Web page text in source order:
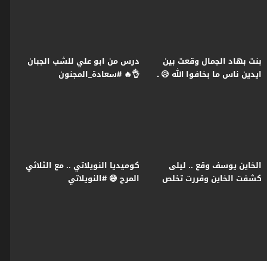
بنت بهاد الجمال وقعت بين
ايدين ناس ما بخافوا الله 😥 ـ
درس من ابو علي للشب الجبان
👌🔥 #سعادة_المجنون
الخاين يوسف وقع .. ليلى
كشفت الخاين وقررت تخلص
كوميديا النويلاتي .. مع الثلاثي
المرح 😅 #النويلاتي